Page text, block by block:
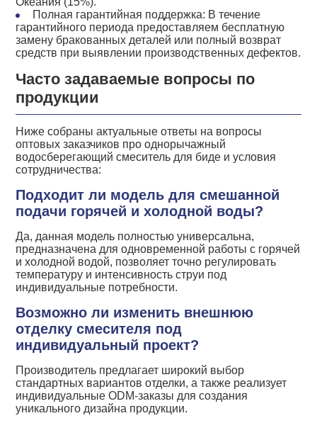
Полная гарантийная поддержка: В течение
гарантийного периода предоставляем бесплатную
замену бракованных деталей или полный возврат
средств при выявлении производственных дефектов.
Часто задаваемые вопросы по
продукции
Ниже собраны актуальные ответы на вопросы
оптовых заказчиков про однорычажный
водосберегающий смеситель для биде и условия
сотрудничества:
Подходит ли модель для смешанной
подачи горячей и холодной воды?
Да, данная модель полностью универсальна,
предназначена для одновременной работы с горячей
и холодной водой, позволяет точно регулировать
температуру и интенсивность струи под
индивидуальные потребности.
Возможно ли изменить внешнюю
отделку смесителя под
индивидуальный проект?
Производитель предлагает широкий выбор
стандартных вариантов отделки, а также реализует
индивидуальные ODM-заказы для создания
уникального дизайна продукции.